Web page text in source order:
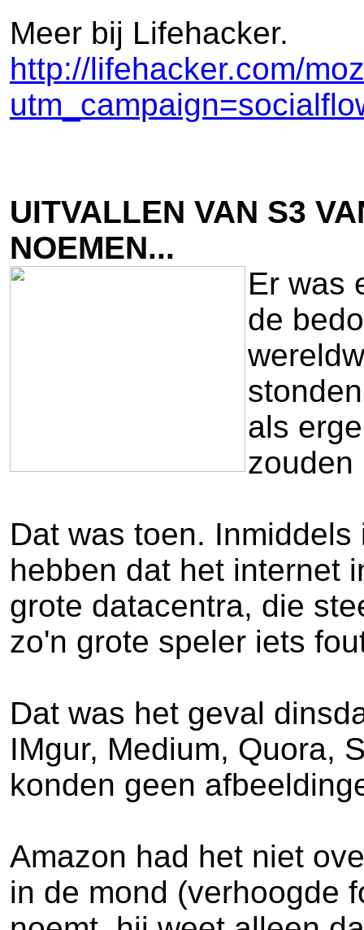
Meer bij Lifehacker.
http://lifehacker.com/
UITVALLEN VAN S3
NOEMEN...
Er was
de
als
zouden
Dat was toen.
hebben dat het internet
grote datacentra, die
zo'n grote speler iets
Dat was het geval
IMgur, Medium, Quora,
konden geen
Amazon had het niet
in de mond (verhoogde